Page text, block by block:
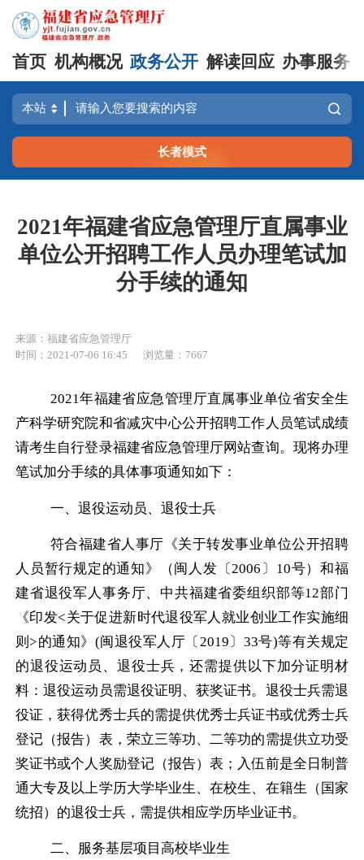
首页 机构概况 政务公开 解读回应 办事服务
长者模式
2021年福建省应急管理厅直属事业
单位公开招聘工作人员办理笔试加
分手续的通知
来源：福建省应急管理厅
时间：2021-07-06 16:45
浏览量：7667
2021年福建省应急管理厅直属事业单位省安全生
产科学研究院和省减灾中心公开招聘工作人员笔试成绩
请考生自行登录福建省应急管理厅网站查询。现将办理
笔试加分手续的具体事项通知如下：
一、退役运动员、退役士兵
符合福建省人事厅《关于转发事业单位公开招聘
人员暂行规定的通知》（闽人发〔 2006 〕 10号）和福
建省退役军人事务厅、中共福建省委组织部等12部门
《印发<关于促进新时代退役军人就业创业工作实施细
则>的通知》 (闽退役军人厅〔 2019 〕 33号)等有关规定
的退役运动员、退役士兵，还需提供以下加分证明材
料：退役运动员需退役证明、获奖证书。退役士兵需退
役证，获得优秀士兵的需提供优秀士兵证书或优秀士兵
登记（报告）表，荣立三等功、二等功的需提供立功受
奖证书或个人奖励登记（报告）表；入伍前是全日制普
通大专及以上学历大学毕业生、在校生、在籍生（国家
统招）的退役士兵，需提供相应学历毕业证书。
二、服务基层项目高校毕业生